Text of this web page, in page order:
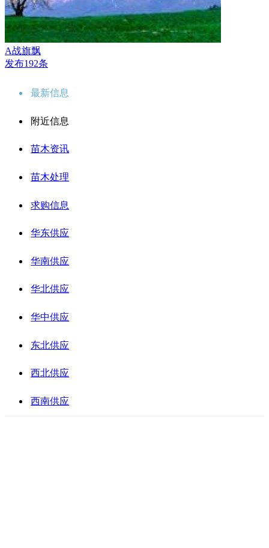
A战旗飘
发布192条
最新信息
附近信息
苗木资讯
苗木处理
求购信息
华东供应
华南供应
华北供应
华中供应
东北供应
西北供应
西南供应